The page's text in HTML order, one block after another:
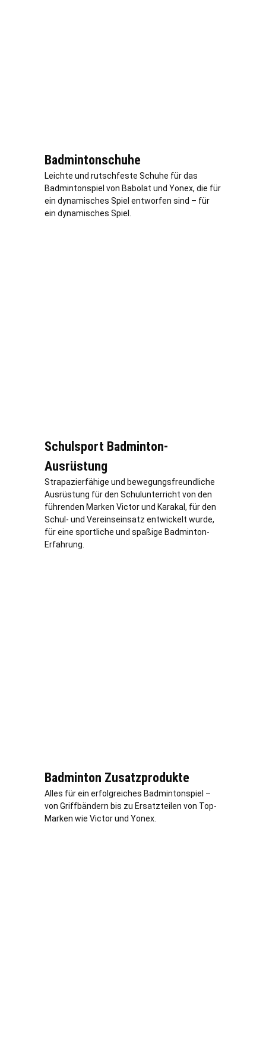
Badmintonschuhe
Leichte und rutschfeste Schuhe für das
Badmintonspiel von Babolat und Yonex, die für
ein dynamisches Spiel entworfen sind – für
ein dynamisches Spiel.
Schulsport Badminton-
Ausrüstung
Strapazierfähige und bewegungsfreundliche
Ausrüstung für den Schulunterricht von den
führenden Marken Victor und Karakal, für den
Schul- und Vereinseinsatz entwickelt wurde,
für eine sportliche und spaßige Badminton-
Erfahrung.
Badminton Zusatzprodukte
Alles für ein erfolgreiches Badmintonspiel –
von Griffbändern bis zu Ersatzteilen von Top-
Marken wie Victor und Yonex.